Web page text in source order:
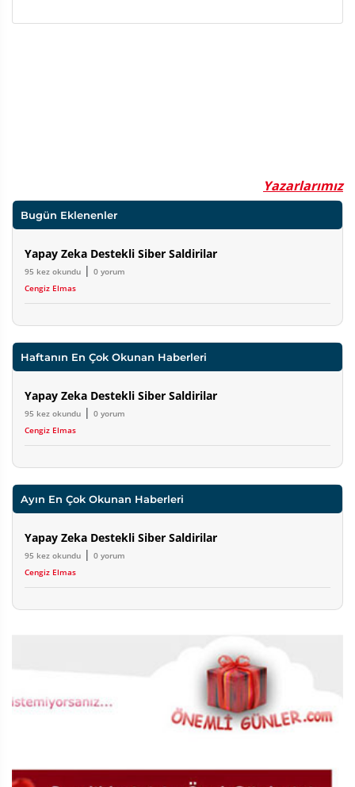
Yazarlarımız
Bugün Eklenenler
Yapay Zeka Destekli Siber Saldirilar
95 kez okundu | 0 yorum
Cengiz Elmas
Haftanın En Çok Okunan Haberleri
Yapay Zeka Destekli Siber Saldirilar
95 kez okundu | 0 yorum
Cengiz Elmas
Ayın En Çok Okunan Haberleri
Yapay Zeka Destekli Siber Saldirilar
95 kez okundu | 0 yorum
Cengiz Elmas